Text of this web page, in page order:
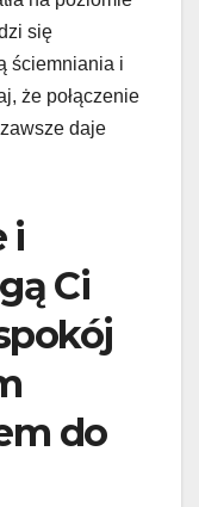
się
ściemniania i
że połączenie
daje
i
Ci
do